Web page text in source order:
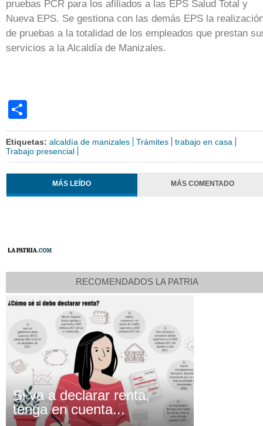
pruebas PCR para los afiliados a las EPS Salud Total y
Nueva EPS. Se gestiona con las demás EPS la
de pruebas a la totalidad de los empleados que prestan
servicios a la Alcaldía de Manizales.
Etiquetas: alcaldía de manizales Trámites
trabajo en casa
Trabajo presencial
MÁS LEÍDO MÁS COMENTADO
RECOMENDADOS LA PATRIA
Si va a declarar renta,
tenga en cuenta...